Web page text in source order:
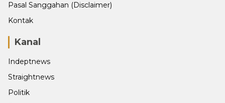
Pasal Sanggahan (Disclaimer)
Kontak
Kanal
Indeptnews
Straightnews
Politik